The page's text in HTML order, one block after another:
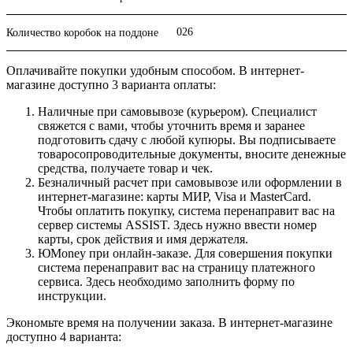
Количество коробок на поддоне 026
Оплачивайте покупки удобным способом. В интернет-
магазине доступно 3 варианта оплаты:
Наличные при самовывозе (курьером). Специалист
свяжется с вами, чтобы уточнить время и заранее
подготовить сдачу с любой купюры. Вы подписываете
товаросопроводительные документы, вносите денежные
средства, получаете товар и чек.
Безналичный расчет при самовывозе или оформлении в
интернет-магазине: карты МИР, Visa и MasterCard.
Чтобы оплатить покупку, система перенаправит вас на
сервер системы ASSIST. Здесь нужно ввести номер
карты, срок действия и имя держателя.
ЮMoney при онлайн-заказе. Для совершения покупки
система перенаправит вас на страницу платежного
сервиса. Здесь необходимо заполнить форму по
инструкции.
Экономьте время на получении заказа. В интернет-магазине
доступно 4 варианта: